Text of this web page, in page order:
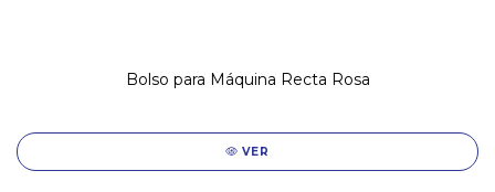
Bolso para Máquina Recta Rosa
VER